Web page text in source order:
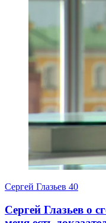
Сергей Глазьев 40
Сергей Глазьев о